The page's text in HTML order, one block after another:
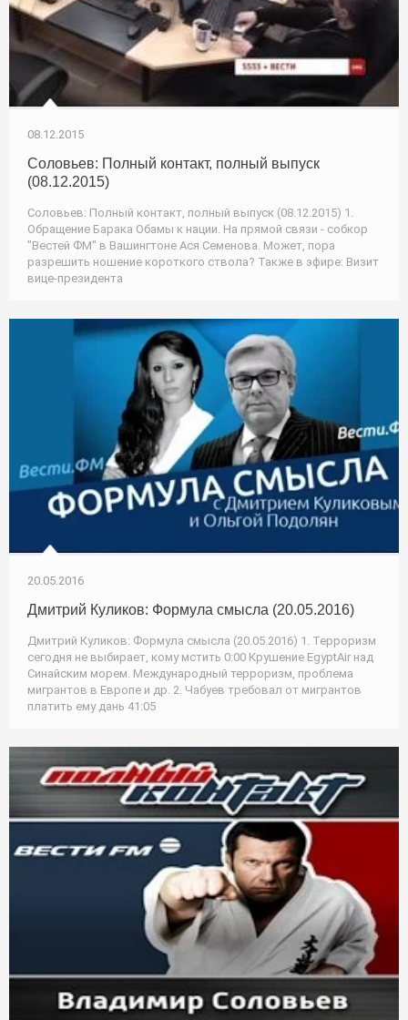
08.12.2015
Соловьев: Полный контакт, полный выпуск
(08.12.2015)
Соловьев: Полный контакт, полный выпуск (08.12.2015) 1.
Обращение Барака Обамы к нации. На прямой связи - собкор
"Вестей ФМ" в Вашингтоне Ася Семенова. Может, пора
разрешить ношение короткого ствола? Также в эфире: Визит
вице-президента
20.05.2016
Дмитрий Куликов: Формула смысла (20.05.2016)
Дмитрий Куликов: Формула смысла (20.05.2016) 1. Терроризм
сегодня не выбирает, кому мстить 0:00 Крушение EgyptAir над
Синайским морем. Международный терроризм, проблема
мигрантов в Европе и др. 2. Чабуев требовал от мигрантов
платить ему дань 41:05